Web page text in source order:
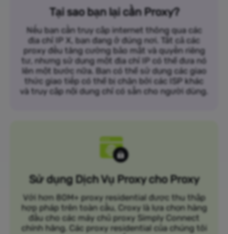
Tại sao bạn lại cần Proxy?
Nếu bạn cần truy cập internet thông qua các
địa chỉ IP X, bạn đang ở đúng nơi. Tất cả các
proxy đều tăng cường bảo mật và quyền riêng
tư, nhưng sử dụng một địa chỉ IP có thể đưa nó
lên một bước nữa. Bạn có thể sử dụng các giao
thức giao tiếp có thể bị chặn bởi các ISP khác
và truy cập nội dung chỉ có sẵn cho người dùng.
Sử dụng Dịch Vụ Proxy cho Proxy
Với hơn 80M+ proxy residential được thu thập
hợp pháp trên toàn cầu, Croxy là lựa chọn hàng
đầu cho các máy chủ proxy Simply Connect
chính hãng. Các proxy residential của chúng tôi